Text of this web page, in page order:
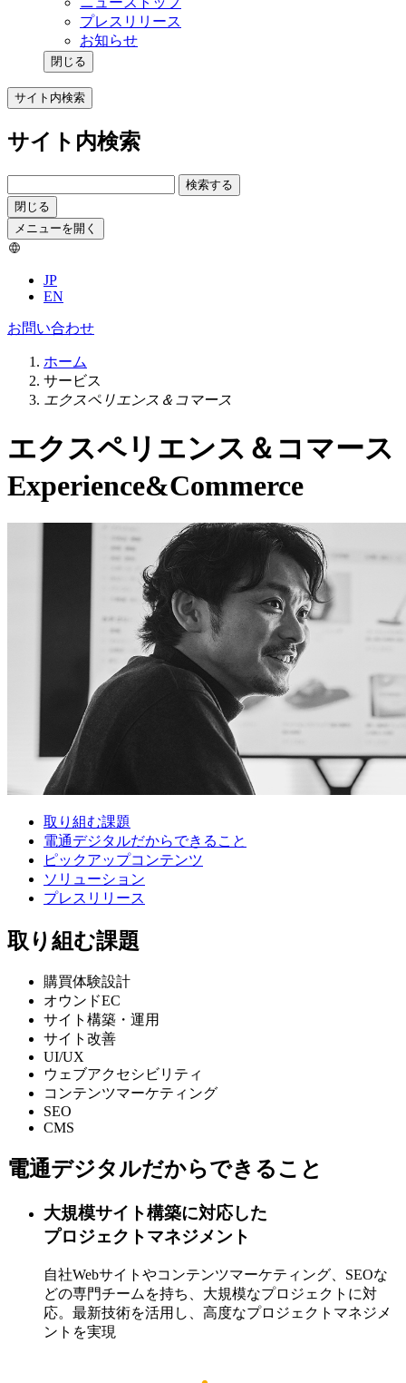
プレスリリース
お知らせ
閉じる
サイト内検索
サイト内検索
検索する
閉じる
メニューを開く
JP
EN
お問い合わせ
ホーム
サービス
エクスペリエンス＆コマース
エクスペリエンス＆コマース
Experience&Commerce
取り組む課題
電通デジタルだからできること
ピックアップコンテンツ
ソリューション
プレスリリース
取り組む課題
購買体験設計
オウンドEC
サイト構築・運用
サイト改善
UI/UX
ウェブアクセシビリティ
コンテンツマーケティング
SEO
CMS
電通デジタルだからできること
大規模サイト構築に対応した
プロジェクトマネジメント
自社Webサイトやコンテンツマーケティング、SEOな
どの専門チームを持ち、大規模なプロジェクトに対
応。最新技術を活用し、高度なプロジェクトマネジメ
ントを実現